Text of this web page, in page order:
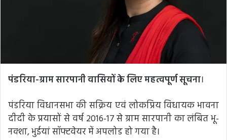
पंडरिया-ग्राम सारपानी वासियों के लिए महत्वपूर्ण सूचना।
पंडरिया विधानसभा की सक्रिय एवं लोकप्रिय विधायक भावना
दीदी के प्रयासों से वर्ष 2016-17 से ग्राम सारपानी का लंबित भू-
नक्शा, भुईयां सॉफ्टवेयर में अपलोड हो गया है।